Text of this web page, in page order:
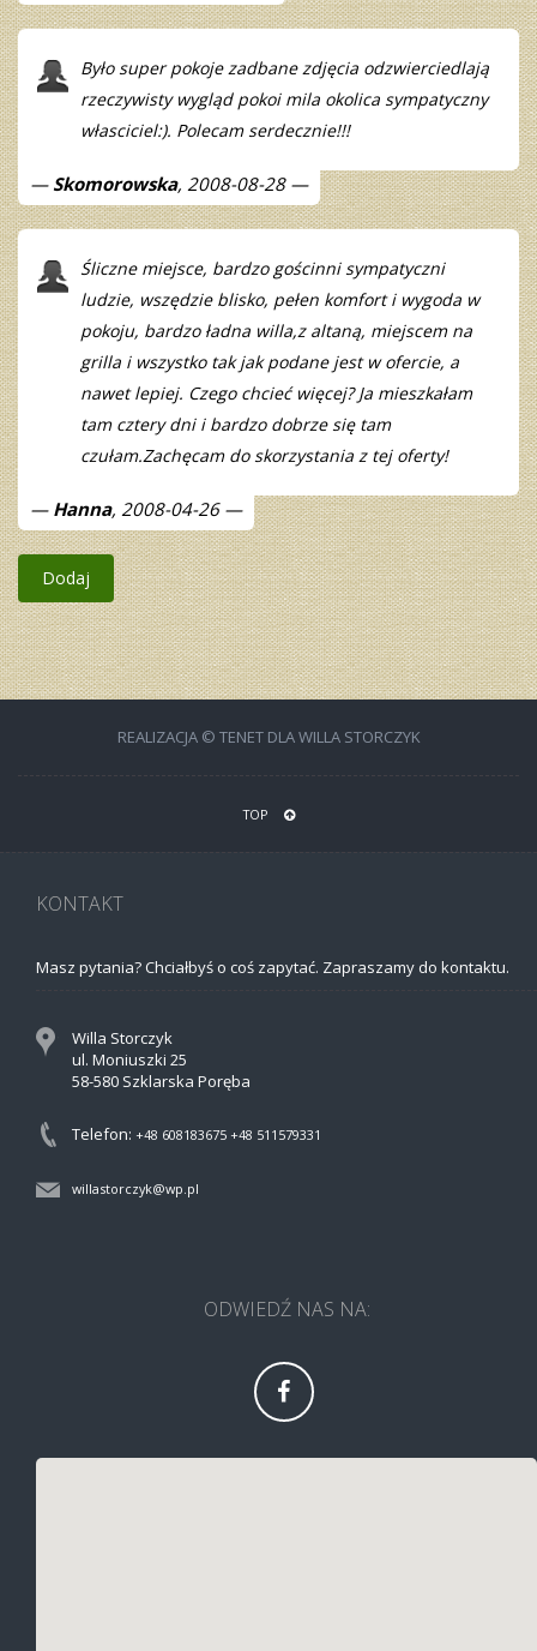
Było super pokoje zadbane zdjęcia odzwierciedlają
rzeczywisty wygląd pokoi mila okolica sympatyczny
własciciel:). Polecam serdecznie!!!
Skomorowska, 2008-08-28
Śliczne miejsce, bardzo gościnni sympatyczni
ludzie, wszędzie blisko, pełen komfort i wygoda w
pokoju, bardzo ładna willa,z altaną, miejscem na
grilla i wszystko tak jak podane jest w ofercie, a
nawet lepiej. Czego chcieć więcej? Ja mieszkałam
tam cztery dni i bardzo dobrze się tam
czułam.Zachęcam do skorzystania z tej oferty!
Hanna, 2008-04-26
Dodaj
REALIZACJA © TENET DLA WILLA STORCZYK
TOP
KONTAKT
Masz pytania? Chciałbyś o coś zapytać. Zapraszamy do kontaktu.
Willa Storczyk
ul. Moniuszki 25
58-580 Szklarska Poręba
Telefon: +48 608183675 +48 511579331
willastorczyk@wp.pl
ODWIEDŹ NAS NA: